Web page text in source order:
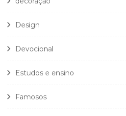
Design
Devocional
Estudos e ensino
Famosos